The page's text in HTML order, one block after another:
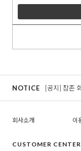
NOTICE [공지] 참존
회사소개 이
CUSTOMER CENTER